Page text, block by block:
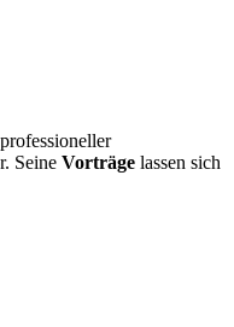
Seine Vorträge lassen sich